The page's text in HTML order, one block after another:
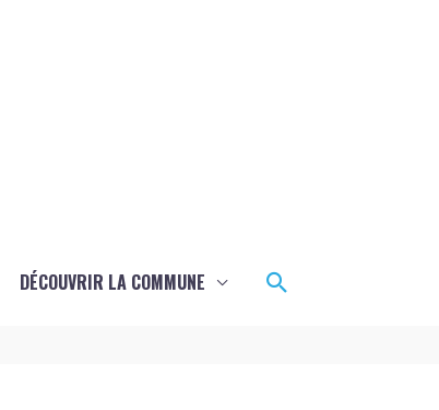
DÉCOUVRIR LA COMMUNE Rechercher